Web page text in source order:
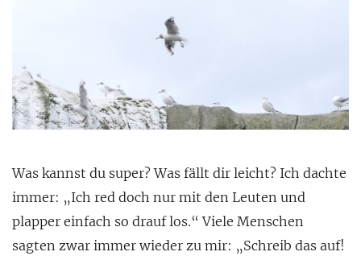
Was kannst du super? Was fällt dir leicht? Ich dachte
immer: „Ich red doch nur mit den Leuten und
plapper einfach so drauf los.“ Viele Menschen
sagten zwar immer wieder zu mir: „Schreib das auf!